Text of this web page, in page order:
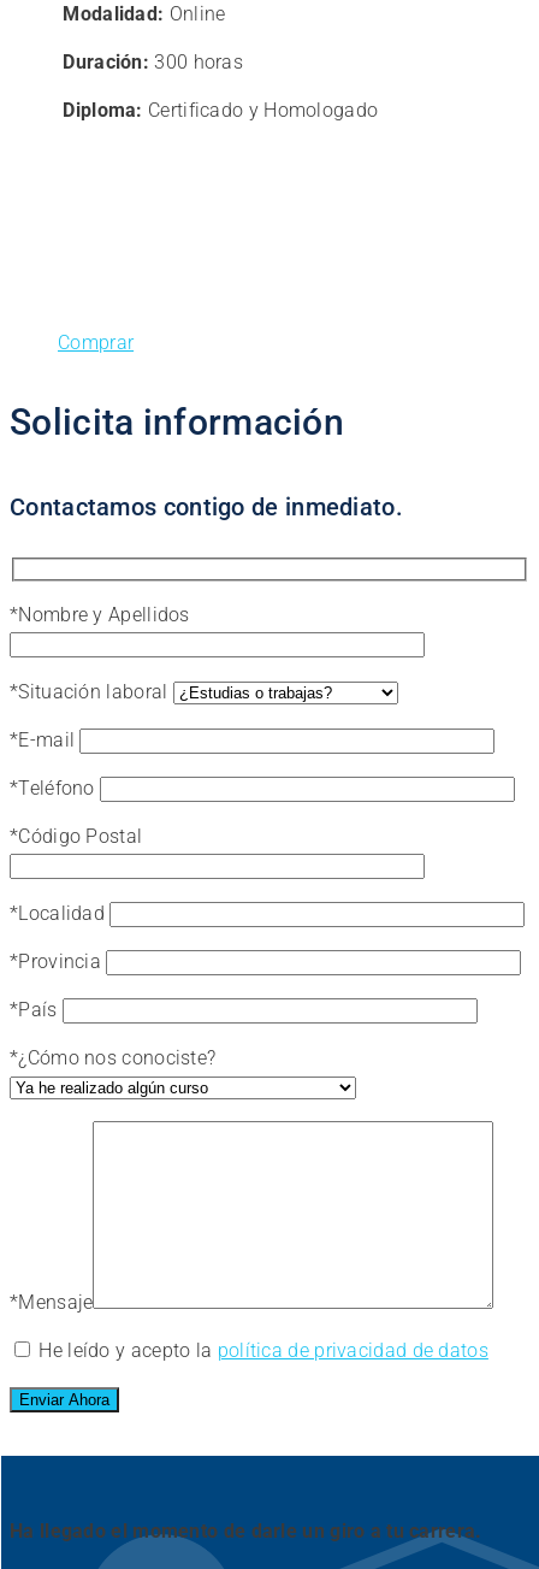
original
era:
actual
Modalidad: Online
Duración: 300 horas
Diploma: Certificado y Homologado
Comprar
Solicita información
Contactamos contigo de inmediato.
*Nombre y Apellidos
*Situación laboral
*E-mail
*Teléfono
*Código Postal
*Localidad
*Provincia
*País
*¿Cómo nos conociste?
*Mensaje
He leído y acepto la política de privacidad de datos
Ha llegado el momento de darle un giro a tu carrera.